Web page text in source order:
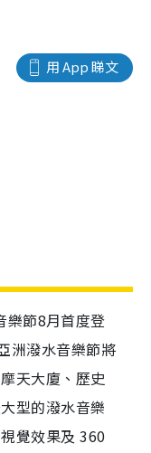
用 App 睇文
樂節8月首度登
洲潑水音樂節將
天大廈、歷史
型的潑水音樂
覺效果及 360